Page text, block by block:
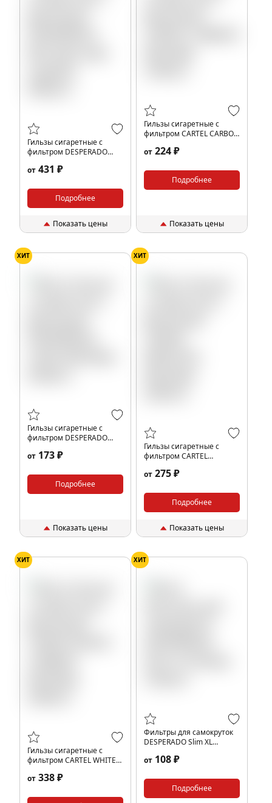
Гильзы сигаретные с
фильтром DESPERADO
(500шт)
от 431 ₽
Подробнее
Показать цены
Гильзы сигаретные с
фильтром CARTEL CARBON
от 224 ₽
Подробнее
Показать цены
ХИТ
Гильзы сигаретные с
фильтром DESPERADO
от 173 ₽
Подробнее
Показать цены
ХИТ
Гильзы сигаретные с
фильтром CARTEL
(200шт)
от 275 ₽
Подробнее
Показать цены
ХИТ
Гильзы сигаретные с
фильтром CARTEL WHITE
от 338 ₽
ХИТ
Фильтры для самокруток
DESPERADO Slim XL
от 108 ₽
Подробнее